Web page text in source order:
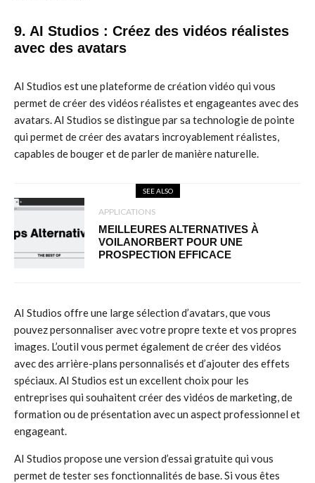
9. AI Studios : Créez des vidéos réalistes
avec des avatars
AI Studios est une plateforme de création vidéo qui vous
permet de créer des vidéos réalistes et engageantes avec des
avatars. AI Studios se distingue par sa technologie de pointe
qui permet de créer des avatars incroyablement réalistes,
capables de bouger et de parler de manière naturelle.
SEE ALSO
APPLICATIONS
MEILLEURES ALTERNATIVES À
VOILANORBERT POUR UNE
PROSPECTION EFFICACE
AI Studios offre une large sélection d’avatars, que vous
pouvez personnaliser avec votre propre texte et vos propres
images. L’outil vous permet également de créer des vidéos
avec des arrière-plans personnalisés et d’ajouter des effets
spéciaux. AI Studios est un excellent choix pour les
entreprises qui souhaitent créer des vidéos de marketing, de
formation ou de présentation avec un aspect professionnel et
engageant.
AI Studios propose une version d’essai gratuite qui vous
permet de tester ses fonctionnalités de base. Si vous êtes